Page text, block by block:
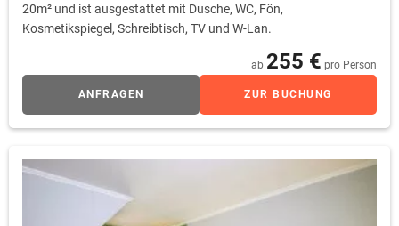
20m² und ist ausgestattet mit Dusche, WC, Fön,
Kosmetikspiegel, Schreibtisch, TV und W-Lan.
ab 255 € pro Person
ANFRAGEN ZUR BUCHUNG